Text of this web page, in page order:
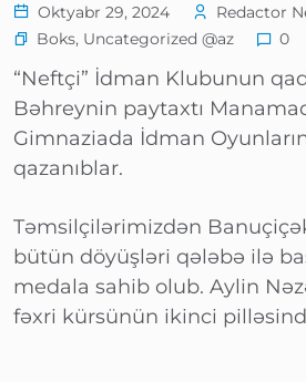
Oktyabr 29, 2024
Redactor
Boks, Uncategorized @az 0
“Neftçi” İdman Klubunun
Bəhreynin paytaxtı
Gimnaziada İdman
qazanıblar.
Təmsilçilərimizdən
bütün döyüşləri qələbə ilə
medala sahib olub. Aylin
fəxri kürsünün ikinci